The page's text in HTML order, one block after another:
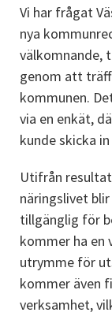
Vi har frågat
nya
välkomnande,
genom att
kommunen.
via en enkät,
kunde skicka
Utifrån
näringslivet
tillgänglig för
kommer ha en
utrymme för
kommer även
verksamhet,